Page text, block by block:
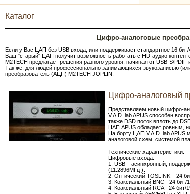
Каталог
Цифро-аналоговые
Если у Вас ЦАП без USB входа, или поддерживает стандартное 16
Ваш "старый" ЦАП получит возможность работать с HD-аудио
M2TECH предлагает решения разного уровня, начиная от USB-S/
Так же, для людей профессионально занимающихся звукозаписью
преобразователь (АЦП) M2TECH JOPLIN.
Цифро-аналоговый
Представляем новый цифро-
V.A.D. lab APUS способен
также DSD поток вплоть до
ЦАП APUS обладает ровным,
На борту ЦАП V.A.D. lab APUS
аналоговой схем, системой
Технические характеристики:
Цифровые входа:
1. USB – асинхронный,
(11.2896МГц ).
2. Оптический TOSLINK – 24
3. Коаксиальный BNC - 24 бит/
4. Коаксиальный RCA - 24 бит/